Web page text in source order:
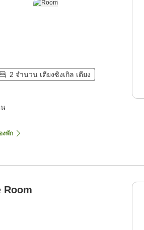
2 จำนวน เตียงซิงเกิล เตียง
น
งพัก
Room